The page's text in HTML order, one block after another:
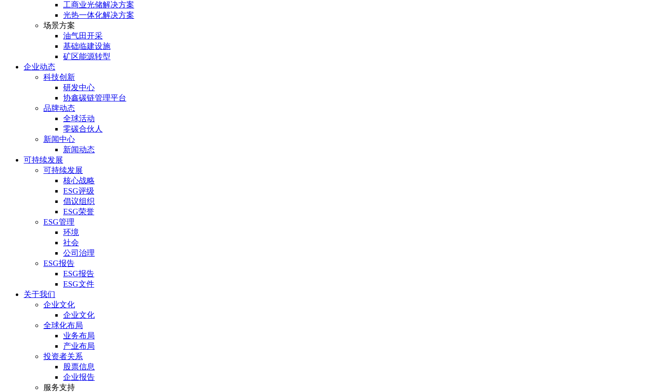
⼯商业光储解决⽅案
光热⼀体化解决⽅案
场景方案
油气田开采
基础临建设施
矿区能源转型
企业动态
科技创新
研发中心
协鑫碳链管理平台
品牌动态
全球活动
零碳合伙人
新闻中心
新闻动态
可持续发展
可持续发展
核心战略
ESG评级
倡议组织
ESG荣誉
ESG管理
环境
社会
公司治理
ESG报告
ESG报告
ESG文件
关于我们
企业文化
企业文化
全球化布局
业务布局
产业布局
投资者关系
股票信息
企业报告
服务支持